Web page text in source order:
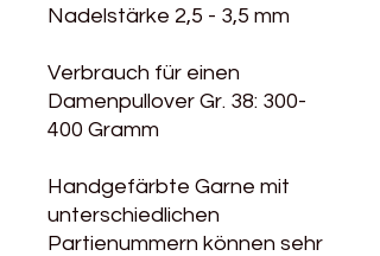
Nadelstärke 2,5 - 3,5 mm
Verbrauch für einen
Damenpullover Gr. 38: 300-
400 Gramm
Handgefärbte Garne mit
unterschiedlichen
Partienummern können sehr